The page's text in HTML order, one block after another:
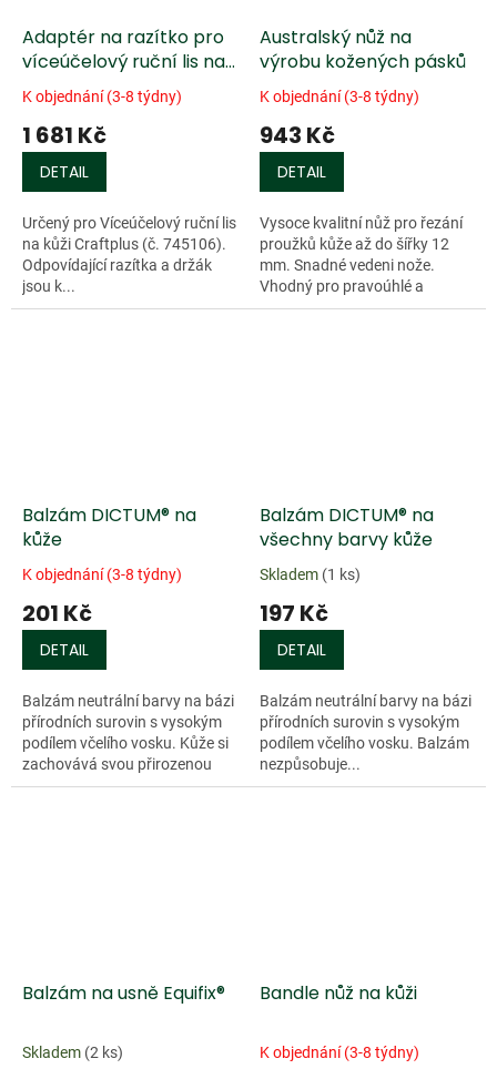
Adaptér na razítko pro
víceúčelový ruční lis na
kůži Craftplus
K objednání (3-8 týdny)
1 681 Kč
DETAIL
Určený pro Víceúčelový ruční lis
na kůži Craftplus (č. 745106).
Odpovídající razítka a držák
jsou k...
Australský nůž na
výrobu kožených pásků
K objednání (3-8 týdny)
943 Kč
DETAIL
Vysoce kvalitní nůž pro řezání
proužků kůže až do šířky 12
mm. Snadné vedeni nože.
Vhodný pro pravoúhlé a
zakřivené okraje kůže. Čepel z
Balzám DICTUM® na
kůže
K objednání (3-8 týdny)
201 Kč
DETAIL
Balzám neutrální barvy na bázi
přírodních surovin s vysokým
podílem včelího vosku. Kůže si
zachovává svou přirozenou
tuhost, pevnost a nádherný
Balzám DICTUM® na
všechny barvy kůže
Skladem (1 ks)
197 Kč
DETAIL
Balzám neutrální barvy na bázi
přírodních surovin s vysokým
podílem včelího vosku. Balzám
nezpůsobuje...
Balzám na usně Equifix®
Skladem (2 ks)
Bandle nůž na kůži
K objednání (3-8 týdny)